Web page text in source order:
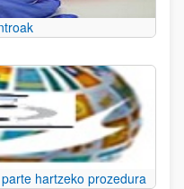
hartzeko prozedura